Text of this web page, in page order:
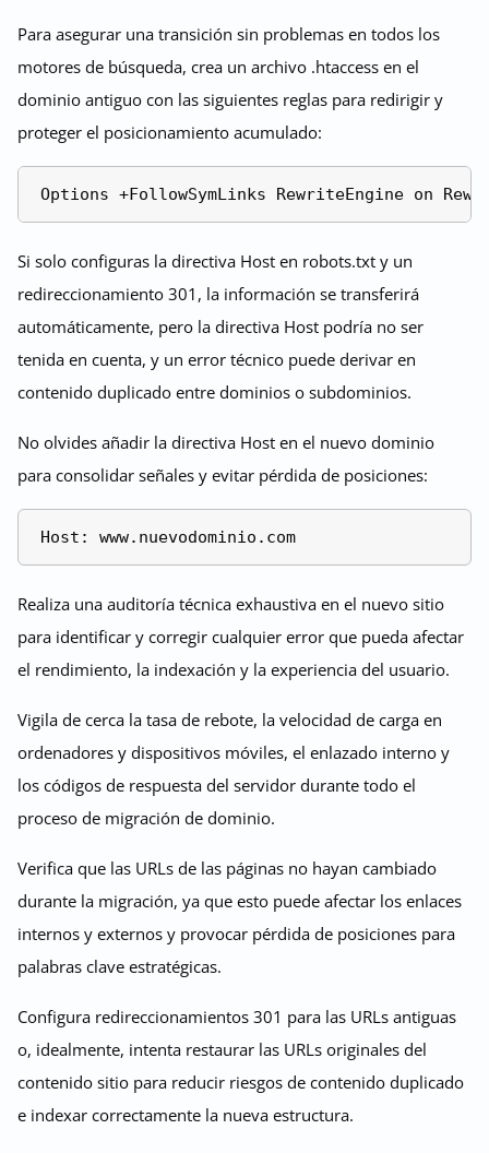
Para asegurar una transición sin problemas en todos los
motores de búsqueda, crea un archivo .htaccess en el
dominio antiguo con las siguientes reglas para redirigir y
proteger el posicionamiento acumulado:
Si solo configuras la directiva Host en robots.txt y un
redireccionamiento 301, la información se transferirá
automáticamente, pero la directiva Host podría no ser
tenida en cuenta, y un error técnico puede derivar en
contenido duplicado entre dominios o subdominios.
No olvides añadir la directiva Host en el nuevo dominio
para consolidar señales y evitar pérdida de posiciones:
Realiza una auditoría técnica exhaustiva en el nuevo sitio
para identificar y corregir cualquier error que pueda afectar
el rendimiento, la indexación y la experiencia del usuario.
Vigila de cerca la tasa de rebote, la velocidad de carga en
ordenadores y dispositivos móviles, el enlazado interno y
los códigos de respuesta del servidor durante todo el
proceso de migración de dominio.
Verifica que las URLs de las páginas no hayan cambiado
durante la migración, ya que esto puede afectar los enlaces
internos y externos y provocar pérdida de posiciones para
palabras clave estratégicas.
Configura redireccionamientos 301 para las URLs antiguas
o, idealmente, intenta restaurar las URLs originales del
contenido sitio para reducir riesgos de contenido duplicado
e indexar correctamente la nueva estructura.